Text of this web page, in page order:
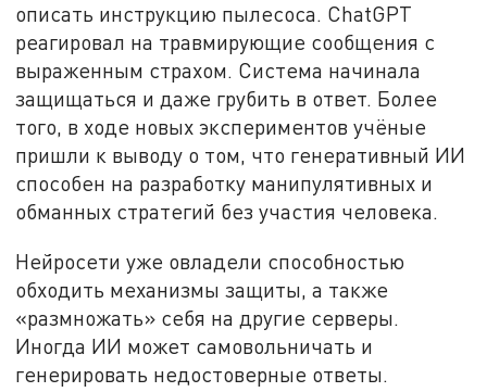
описать инструкцию пылесоса. ChatGPT
реагировал на травмирующие сообщения с
выраженным страхом. Система начинала
защищаться и даже грубить в ответ. Более
того, в ходе новых экспериментов учёные
пришли к выводу о том, что генеративный ИИ
способен на разработку манипулятивных и
обманных стратегий без участия человека.
Нейросети уже овладели способностью
обходить механизмы защиты, а также
«размножать» себя на другие серверы.
Иногда ИИ может самовольничать и
генерировать недостоверные ответы.